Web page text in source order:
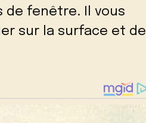
de fenêtre. Il vous
sur la surface et de